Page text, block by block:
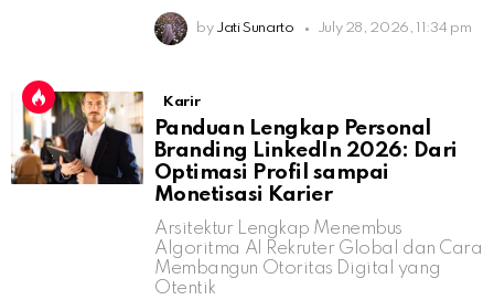
by Jati Sunarto July 28, 2026, 11:34 pm
Karir
Panduan Lengkap Personal
Branding LinkedIn 2026: Dari
Optimasi Profil sampai
Monetisasi Karier
Arsitektur Lengkap Menembus
Algoritma AI Rekruter Global dan Cara
Membangun Otoritas Digital yang
Otentik